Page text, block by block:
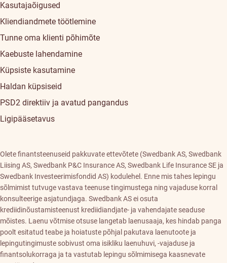
Kasutajaõigused
Kliendiandmete töötlemine
Tunne oma klienti põhimõte
Kaebuste lahendamine
Küpsiste kasutamine
Haldan küpsiseid
PSD2 direktiiv ja avatud pangandus
Ligipääsetavus
Olete finantsteenuseid pakkuvate ettevõtete (Swedbank AS, Swedbank
Liising AS, Swedbank P&C Insurance AS, Swedbank Life Insurance SE ja
Swedbank Investeerimisfondid AS) kodulehel. Enne mis tahes lepingu
sõlmimist tutvuge vastava teenuse tingimustega ning vajaduse korral
konsulteerige asjatundjaga. Swedbank AS ei osuta
krediidinõustamisteenust krediidiandjate- ja vahendajate seaduse
mõistes. Laenu võtmise otsuse langetab laenusaaja, kes hindab panga
poolt esitatud teabe ja hoiatuste põhjal pakutava laenutoote ja
lepingutingimuste sobivust oma isikliku laenuhuvi, -vajaduse ja
finantsolukorraga ja ta vastutab lepingu sõlmimisega kaasnevate